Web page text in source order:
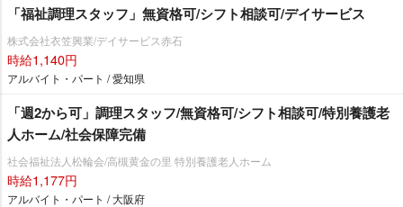
「福祉調理スタッフ」無資格可/シフト相談可/デイサービス
株式会社衣笠興業/デイサービス赤石
時給1,140円
アルバイト・パート / 愛知県
「週2から可」調理スタッフ/無資格可/シフト相談可/特別養護老
人ホーム/社会保障完備
社会福祉法人松輪会/高槻黄金の里 特別養護老人ホーム
時給1,177円
アルバイト・パート / 大阪府